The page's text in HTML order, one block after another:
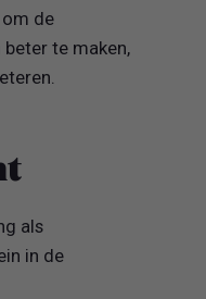
de
te maken,
als
in de